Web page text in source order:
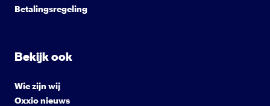
Betalingsregeling
Bekijk ook
Wie zijn wij
Oxxio nieuws